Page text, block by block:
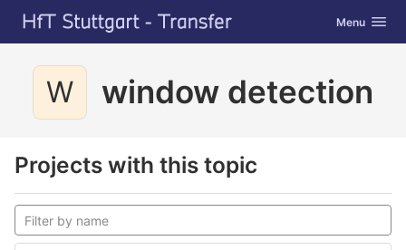
Skip to content
GitLab Toggle
Menu
W window detection
Projects with this topic